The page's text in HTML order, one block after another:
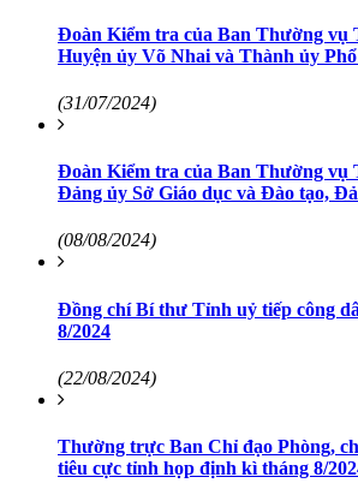
Đoàn Kiểm tra của Ban Thường vụ
Huyện ủy Võ Nhai và Thành ủy
(31/07/2024)
Đoàn Kiểm tra của Ban Thường vụ
Đảng ủy Sở Giáo dục và Đào tạo,
(08/08/2024)
Đồng chí Bí thư Tỉnh uỷ tiếp công
8/2024
(22/08/2024)
Thường trực Ban Chỉ đạo Phòng,
tiêu cực tỉnh họp định kì tháng 8/